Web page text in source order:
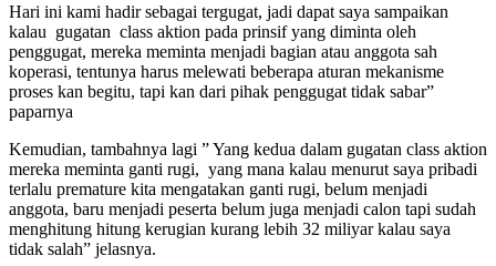
Hari ini kami hadir sebagai tergugat, jadi dapat saya sampaikan
kalau gugatan class aktion pada prinsif yang diminta oleh
penggugat, mereka meminta menjadi bagian atau anggota sah
koperasi, tentunya harus melewati beberapa aturan mekanisme
proses kan begitu, tapi kan dari pihak penggugat tidak sabar”
paparnya
Kemudian, tambahnya lagi ” Yang kedua dalam gugatan class aktion
mereka meminta ganti rugi, yang mana kalau menurut saya pribadi
terlalu premature kita mengatakan ganti rugi, belum menjadi
anggota, baru menjadi peserta belum juga menjadi calon tapi sudah
menghitung hitung kerugian kurang lebih 32 miliyar kalau saya
tidak salah” jelasnya.